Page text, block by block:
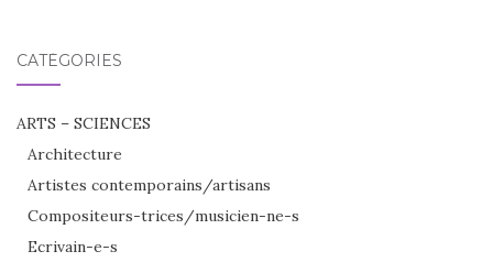
CATÉGORIES
ARTS – SCIENCES
Architecture
Artistes contemporains/artisans
Compositeurs-trices/musicien-ne-s
Ecrivain-e-s